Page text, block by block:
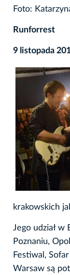
Foto:
Runforrest
9 listopada
krakowskich
Jego udział w
Poznaniu,
Festiwal,
Warsaw są